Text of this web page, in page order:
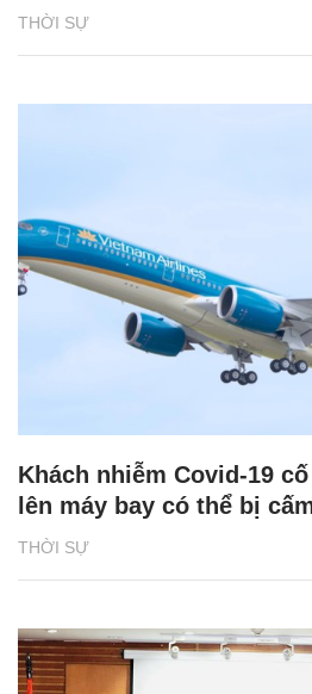
THỜI SỰ
THỜI SỰ
Khách nhiễm Covid-19
lên máy bay có thể bị